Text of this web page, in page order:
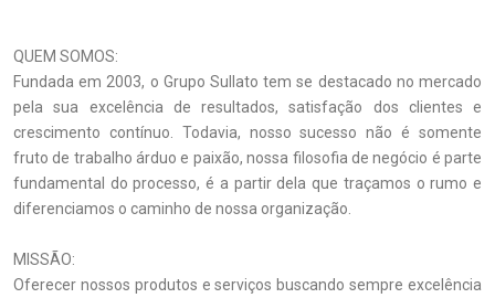
QUEM SOMOS:
Fundada em 2003, o Grupo Sullato tem se destacado no mercado
pela sua excelência de resultados, satisfação dos clientes e
crescimento contínuo. Todavia, nosso sucesso não é somente
fruto de trabalho árduo e paixão, nossa filosofia de negócio é parte
fundamental do processo, é a partir dela que traçamos o rumo e
diferenciamos o caminho de nossa organização.
MISSÃO:
Oferecer nossos produtos e serviços buscando sempre excelência